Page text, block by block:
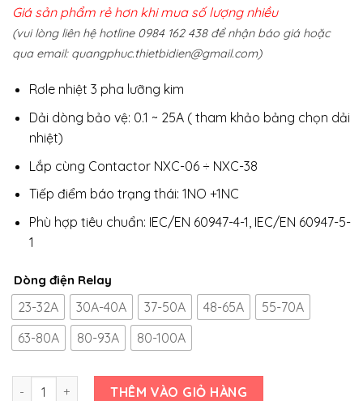
Giá sản phẩm rẻ hơn khi mua số lượng nhiều
(vui lòng liên hệ hotline 0984 162 438 để nhận báo giá hoặc
qua email: quangphuc.thietbidien@gmail.com)
Rơle nhiệt 3 pha lưỡng kim
Dải dòng bảo vệ: 0.1 ~ 25A ( tham khảo bảng chọn dải
nhiệt)
Lắp cùng Contactor NXC-06 ÷ NXC-38
Tiếp điểm báo trạng thái: 1NO +1NC
Phù hợp tiêu chuẩn: IEC/EN 60947-4-1, IEC/EN 60947-5-
1
Dòng điện Relay
23-32A 30A-40A 37-50A 48-65A
55-70A
63-80A
80-93A 80-100A
Số lượng THÊM VÀO GIỎ HÀNG